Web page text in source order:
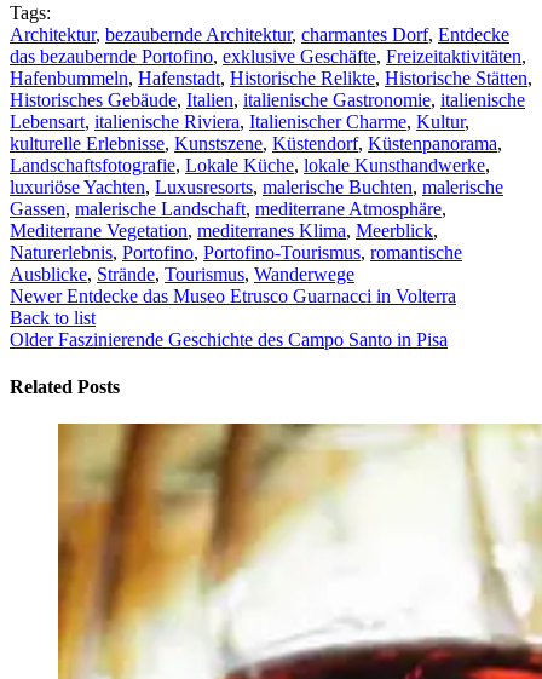
Tags:
Architektur, bezaubernde Architektur, charmantes Dorf, Entdecke
das bezaubernde Portofino, exklusive Geschäfte, Freizeitaktivitäten,
Hafenbummeln, Hafenstadt, Historische Relikte, Historische Stätten,
Historisches Gebäude, Italien, italienische Gastronomie, italienische
Lebensart, italienische Riviera, Italienischer Charme, Kultur,
kulturelle Erlebnisse, Kunstszene, Küstendorf, Küstenpanorama,
Landschaftsfotografie, Lokale Küche, lokale Kunsthandwerke,
luxuriöse Yachten, Luxusresorts, malerische Buchten, malerische
Gassen, malerische Landschaft, mediterrane Atmosphäre,
Mediterrane Vegetation, mediterranes Klima, Meerblick,
Naturerlebnis, Portofino, Portofino-Tourismus, romantische
Ausblicke, Strände, Tourismus, Wanderwege
Newer Entdecke das Museo Etrusco Guarnacci in Volterra
Back to list
Older Faszinierende Geschichte des Campo Santo in Pisa
Related Posts